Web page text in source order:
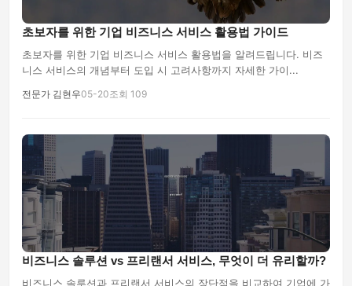
초보자를 위한 기업 비즈니스 서비스 활용법 가이드
초보자를 위한 기업 비즈니스 서비스 활용법을 알려드립니다. 비즈
니스 서비스의 개념부터 도입 시 고려사항까지 자세한 가이...
전문가 김현우05-20조회 109
비즈니스 솔루션 vs 프리랜서 서비스, 무엇이 더 유리할까?
비즈니스 솔루션과 프리랜서 서비스의 장단점을 비교하여 기업에 가